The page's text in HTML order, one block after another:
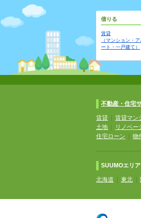
借りる
賃貸
（マンション・
ート・一戸建て）
不動産・住宅
賃貸 賃貸マン
土地
リノベー
住宅ローン
物
SUUMOエリ
北海道 東北